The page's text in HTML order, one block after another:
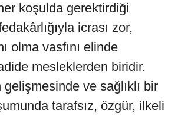
koşulda gerektirdiği
icrası zor,
olma vasfını elinde
mesleklerden biridir.
ve sağlıklı bir
tarafsız, özgür, ilkeli